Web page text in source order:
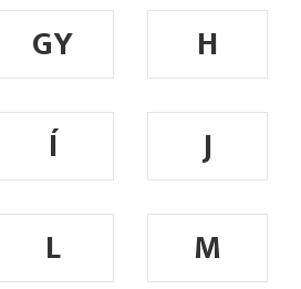
GY
H
Í
J
L
M